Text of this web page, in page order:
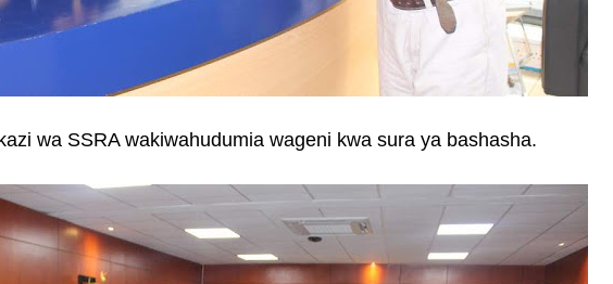
wa SSRA wakiwahudumia wageni kwa sura ya bashasha.